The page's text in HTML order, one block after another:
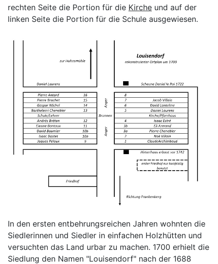
rechten Seite die Portion für die Kirche und auf der
linken Seite die Portion für die Schule ausgewiesen.
In den ersten entbehrungsreichen Jahren wohnten die
Siedlerinnen und Siedler in einfachen Holzhütten und
versuchten das Land urbar zu machen. 1700 erhielt die
Siedlung den Namen "Louisendorf" nach der 1688